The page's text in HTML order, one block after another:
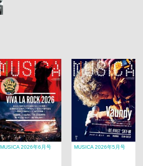
MUSICA 2026年6月号 MUSICA 2026年5月号